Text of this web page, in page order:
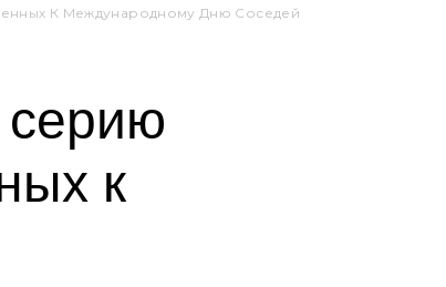
К Международному Дню Соседей
к